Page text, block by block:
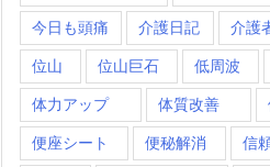
今日も頭痛 介護日記 介護
位山 位山巨石 低周波
体力アップ 体質改善
便座シート 便秘解消 信